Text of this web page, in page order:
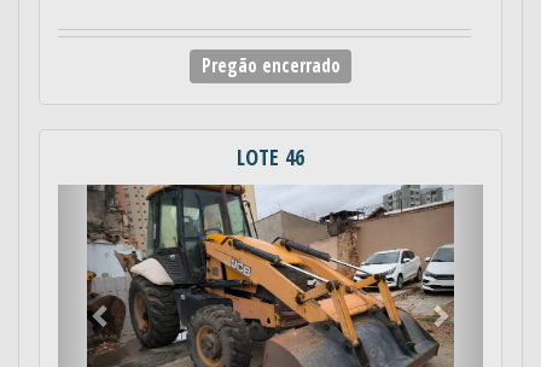
Pregão encerrado
LOTE 46
Anterior Próximo